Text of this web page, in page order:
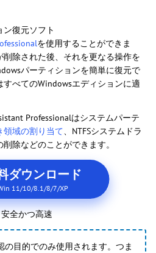
復元ソフト
を使用することができま
除された後、それを更なる操作を
パーティションを簡単に復元で
べてのWindowsエディションに適
Professionalはシステムパーテ
領域の割り当て、NTFSシステムドラ
除などのことができます。
ダウンロード
11/10/8.1/8/7/XP
安全かつ高速
の目的でのみ使用されます。つま